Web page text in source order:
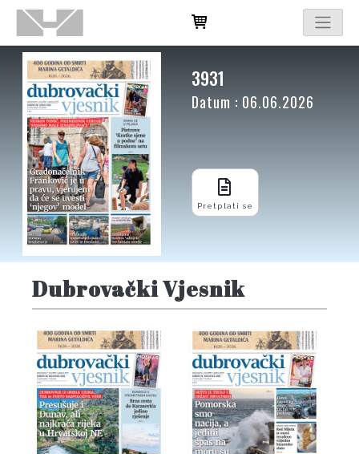
3931
Datum : 06.06.2026
Pretplati se
Dubrovački Vjesnik